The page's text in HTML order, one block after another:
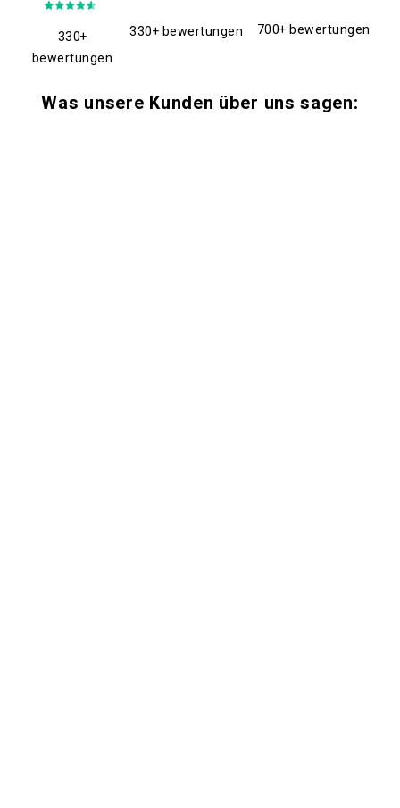
330+
bewertungen
330+ bewertungen 700+ bewertungen
Was unsere Kunden über uns sagen: